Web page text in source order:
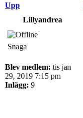
Upp
Lillyandrea
Snaga
Blev medlem: tis jan
29, 2019 7:15 pm
Inlägg: 9